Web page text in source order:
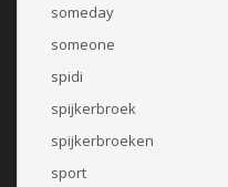
someday
someone
spidi
spijkerbroek
spijkerbroeken
sport